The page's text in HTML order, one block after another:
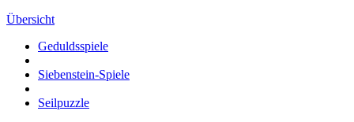
Übersicht
Geduldsspiele
Siebenstein-Spiele
Seilpuzzle